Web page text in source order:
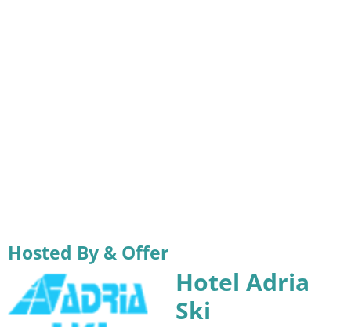
Hosted By & Offer
Hotel Adria
Ski